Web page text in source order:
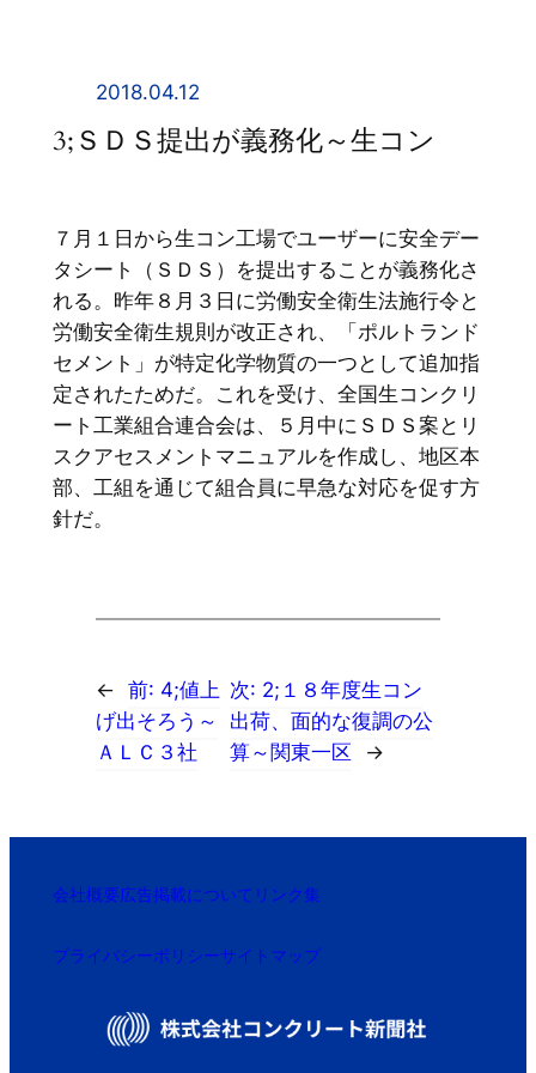
2018.04.12
3;ＳＤＳ提出が義務化～生コン
７月１日から生コン工場でユーザーに安全デー
タシート（ＳＤＳ）を提出することが義務化さ
れる。昨年８月３日に労働安全衛生法施行令と
労働安全衛生規則が改正され、「ポルトランド
セメント」が特定化学物質の一つとして追加指
定されたためだ。これを受け、全国生コンクリ
ート工業組合連合会は、５月中にＳＤＳ案とリ
スクアセスメントマニュアルを作成し、地区本
部、工組を通じて組合員に早急な対応を促す方
針だ。
← 前: 4;値上
げ出そろう～
ＡＬＣ３社
次: 2;１８年度生コン
出荷、面的な復調の公
算～関東一区
→
会社概要広告掲載について リンク集
プライバシーポリシーサイトマップ